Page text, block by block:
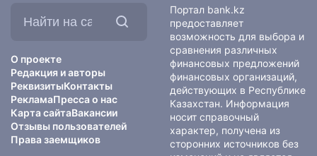
О проекте
Редакция и авторы
РеквизитыКонтакты
РекламаПресса о нас
Карта сайтаВакансии
Отзывы пользователей
Права заемщиков
Портал bank.kz
предоставляет
возможность для выбора и
сравнения различных
финансовых предложений
финансовых организаций,
действующих в Республике
Казахстан. Информация
носит справочный
характер, получена из
сторонних источников без